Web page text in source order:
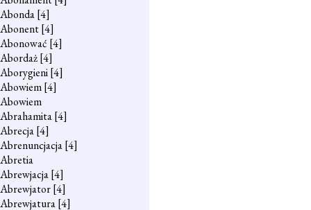
Abonda[4]
Abonent[4]
Abonować [4]
Abordaż[4]
Aborygieni[4]
Abowiem[4]
Abowiem
Abrahamita[4]
Abrecja[4]
Abrenuncjacja[4]
Abretia
Abrewjacja[4]
Abrewjator[4]
Abrewjatura[4]